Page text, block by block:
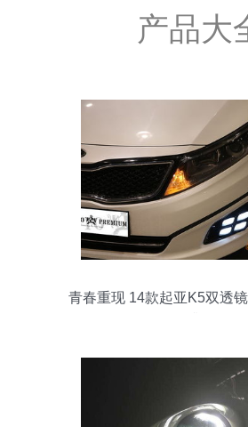
产品大
青春重现 14款起亚K5双透